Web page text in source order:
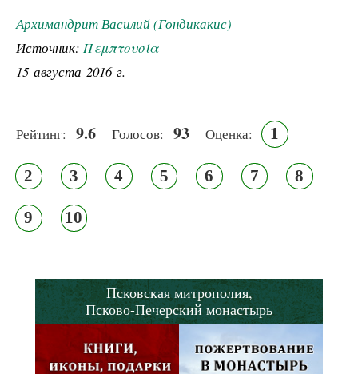
Архимандрит Василий (Гондикакис)
Источник: Πεμπτουσία
15 августа 2016 г.
Рейтинг: 9.6 Голосов: 93 Оценка: 1
2 3 4 5 6 7 8
9 10
Псковская митрополия,
Псково-Печерский монастырь